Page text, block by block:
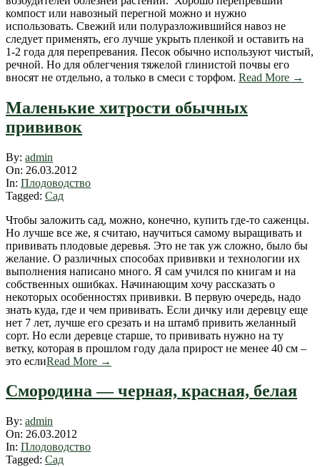
компост или навозный перегной можно и нужно
использовать. Свежий или полуразложившийся навоз не
следует применять, его лучше укрыть пленкой и оставить на
1-2 года для перепревания. Песок обычно используют чистый,
речной. Но для облегчения тяжелой глинистой почвы его
вносят не отдельно, а только в смеси с торфом. Read More →
Маленькие хитрости обычных
прививок
2012-
03-
26
By: admin
On: 26.03.2012
In: Плодоводство
Tagged: Сад
Чтобы заложить сад, можно, конечно, купить где-то саженцы.
Но лучше все же, я считаю, научиться самому выращивать и
прививать плодовые деревья. Это не так уж сложно, было бы
желание. О различных способах прививки и технологии их
выполнения написано много. Я сам учился по книгам и на
собственных ошибках. Начинающим хочу рассказать о
некоторых особенностях прививки. В первую очередь, надо
знать куда, где и чем прививать. Если дичку или деревцу еще
нет 7 лет, лучше его срезать и на штамб привить желанный
сорт. Но если деревце старше, то прививать нужно на ту
ветку, которая в прошлом году дала прирост не менее 40 см –
это еслиRead More →
Смородина — черная, красная, белая
2012-
03-
26
By: admin
On: 26.03.2012
In: Плодоводство
Tagged: Сад